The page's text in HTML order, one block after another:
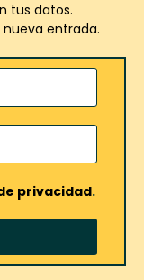
tus datos.
entrada.
privacidad.